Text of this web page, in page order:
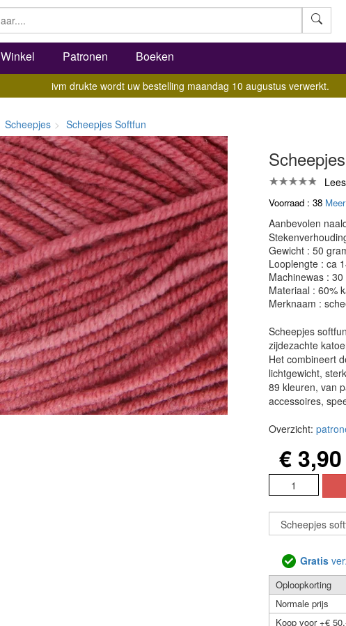
Winkel Patronen Boeken
ivm drukte wordt uw bestelling maandag 10 augustus verwerkt.
Scheepjes Scheepjes Softfun
Voorraad : 38
Aanbevolen
Gewicht : 50
Looplengte : ca
Machinewas :
Materiaal : 60%
Merknaam :
Scheepjes
zijdezachte
Het combineert
lichtgewicht,
89 kleuren, van
accessoires,
Overzicht:
€ 3,90
Gratis
Oploopkorting
Normale prijs
Koop voor +€